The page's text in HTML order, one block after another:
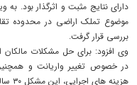
بررسی قرار گرفت.
وی افزود: برای حل مشکلات مالکان
در خصوص تغییر واریانت و
هزینه‌ های اجرایی، این مشکل ۳۰ ‌ساله نیز برطرف شود.